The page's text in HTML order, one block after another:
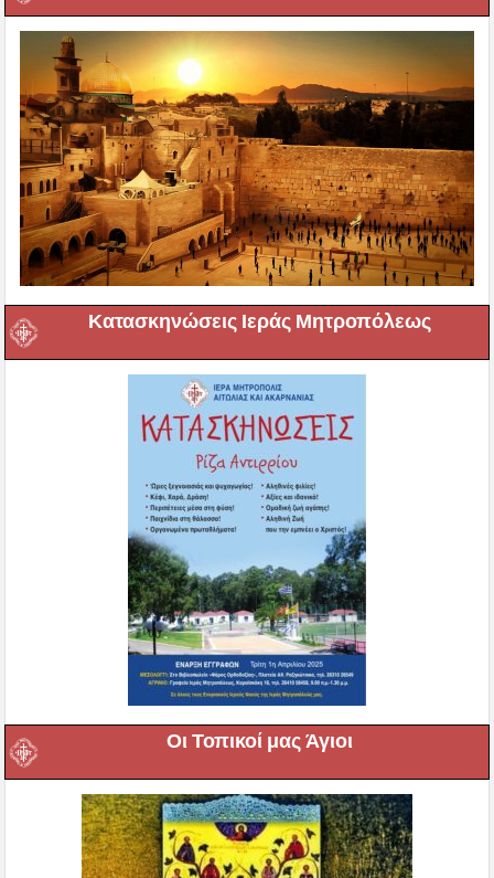
Κατασκηνώσεις Ιεράς Μητροπόλεως
Οι Τοπικοί μας Άγιοι